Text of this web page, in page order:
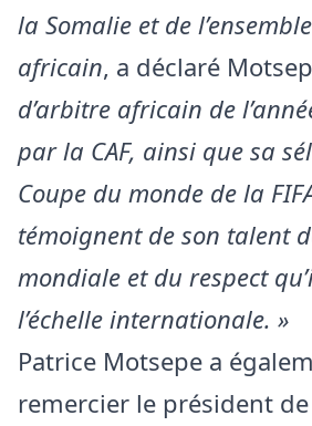
la Somalie et de
africain, a déclaré
d’arbitre africain de
par la CAF, ainsi que sa
Coupe du monde de la
témoignent de son talent
mondiale et du respect
l’échelle internationale. »
Patrice Motsepe a
remercier le président de